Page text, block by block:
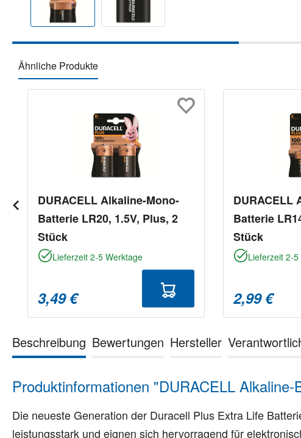
Ähnliche Produkte
DURACELL Alkaline-Mono-
Batterie LR20, 1.5V, Plus, 2
Stück
Lieferzeit 2-5 Werktage
3,49 €
DURACELL
Batterie
Stück
Lieferzeit 2-
2,99 €
Beschreibung Bewertungen Hersteller
Produktinformationen "DURACELL
Die neueste Generation der Duracell Plus Extra Life
leistungsstark und eignen sich hervorragend für